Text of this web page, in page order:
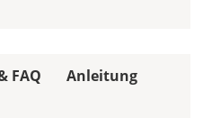
FAQ Anleitung